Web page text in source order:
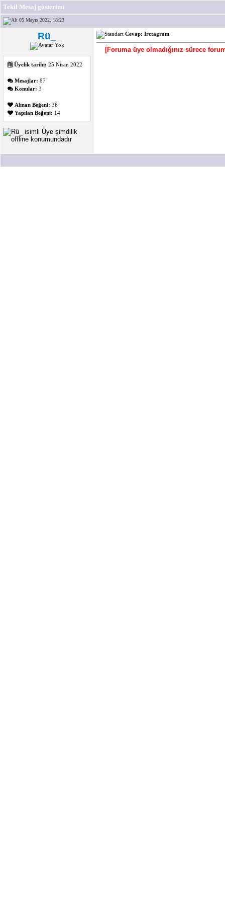
Tekil Mesaj gösterimi
05 Mayıs 2022, 18:23
Rü_
Üyelik tarihi: 25 Nisan 2022
Mesajlar: 87
Konular: 3
Alınan Beğeni: 36
Yapılan Beğeni: 14
Cevap: Irctagram
[Foruma üye olmadığınız sürece